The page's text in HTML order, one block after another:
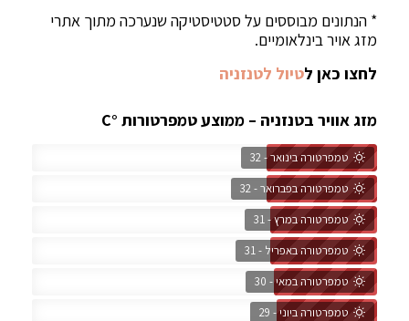
* הנתונים מבוססים על סטטיסטיקה שנערכה מתוך אתרי
מזג אויר בינלאומיים.
לחצו כאן לטיול לטנזניה
מזג אוויר בטנזניה – ממוצע טמפרטורות °C
טמפרטורה בינואר - 32
טמפרטורה בפברואר - 32
טמפרטורה במרץ - 31
טמפרטורה באפריל - 31
טמפרטורה במאי - 30
טמפרטורה ביוני - 29